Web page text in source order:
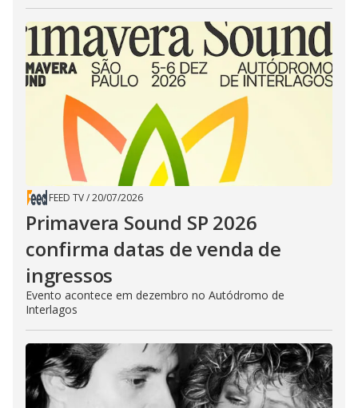
FEED TV/20/07/2026
Primavera Sound SP 2026
confirma datas de venda de
ingressos
Evento acontece em dezembro no Autódromo de
Interlagos